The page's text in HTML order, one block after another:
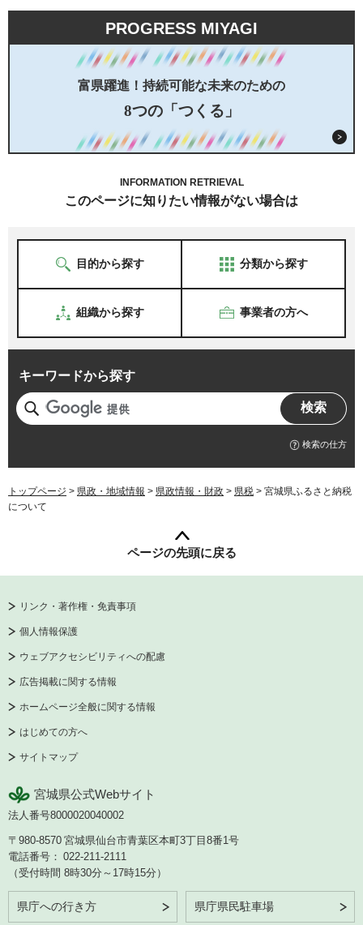
PROGRESS MIYAGI
富県躍進！持続可能な未来のための
8つの「つくる」
INFORMATION RETRIEVAL
このページに知りたい情報がない場合は
目的から探す 分類から探す
組織から探す 事業者の方へ
キーワードから探す
検索の仕方
トップページ > 県政・地域情報 > 県政情報・財政 > 県税 > 宮城県ふるさと納税
について
ページの先頭に戻る
リンク・著作権・免責事項
個人情報保護
ウェブアクセシビリティへの配慮
広告掲載に関する情報
ホームページ全般に関する情報
はじめての方へ
サイトマップ
宮城県公式Webサイト
法人番号8000020040002
〒980-8570 宮城県仙台市青葉区本町3丁目8番1号
電話番号： 022-211-2111
（受付時間 8時30分～17時15分）
県庁への行き方 県庁県民駐車場